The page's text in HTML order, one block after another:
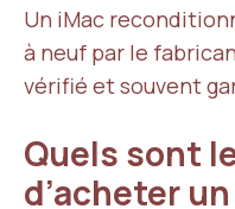
Un iMac
à neuf par le
vérifié et souvent
Quels sont
d’acheter